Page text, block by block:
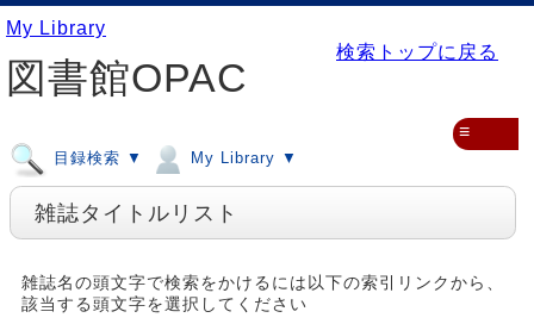
My Library
図書館OPAC
検索トップに戻る
目録検索 ▼ My Library ▼
≡
雑誌タイトルリスト
雑誌名の頭文字で検索をかけるには以下の索引リンクから、
該当する頭文字を選択してください